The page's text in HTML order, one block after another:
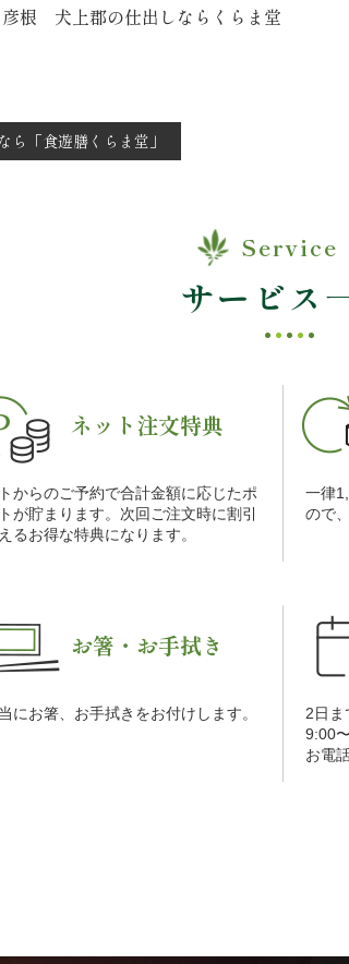
根 犬上郡の仕出しならくらま堂
「食遊膳くらま堂」
Service
サービス
ネット注文特典
からのご予約で合計金額に応じたポ
が貯まります。次回ご注文時に割引
るお得な特典になります。
一律
ので
お箸・お手拭き
にお箸、お手拭きをお付けします。
2日ま
9:00
お電